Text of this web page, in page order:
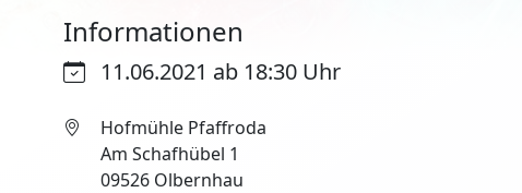
Informationen
11.06.2021 ab 18:30 Uhr
Hofmühle Pfaffroda
Am Schafhübel 1
09526 Olbernhau